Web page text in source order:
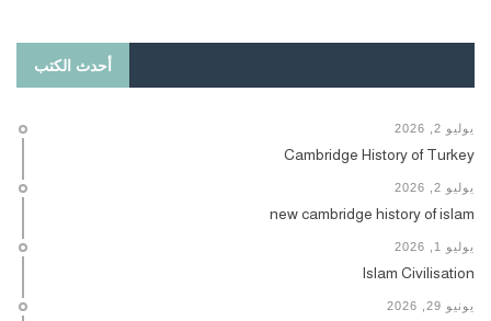
أحدث الكتب
يوليو 2, 2026
Cambridge History of Turkey
يوليو 2, 2026
new cambridge history of islam
يوليو 1, 2026
Islam Civilisation
يونيو 29, 2026